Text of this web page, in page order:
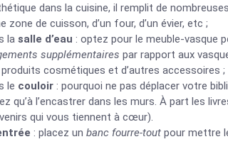
dans la cuisine, il remplit de
zone de cuisson, d’un four, d’un évier, etc ;
la salle d’eau : optez pour le meuble-vasque
supplémentaires par rapport aux
cosmétiques et d’autres accessoires ;
le couloir : pourquoi ne pas déplacer votre
qu’à l’encastrer dans les murs. À part les
qui vous tiennent à cœur).
: placez un banc fourre-tout pour mettre